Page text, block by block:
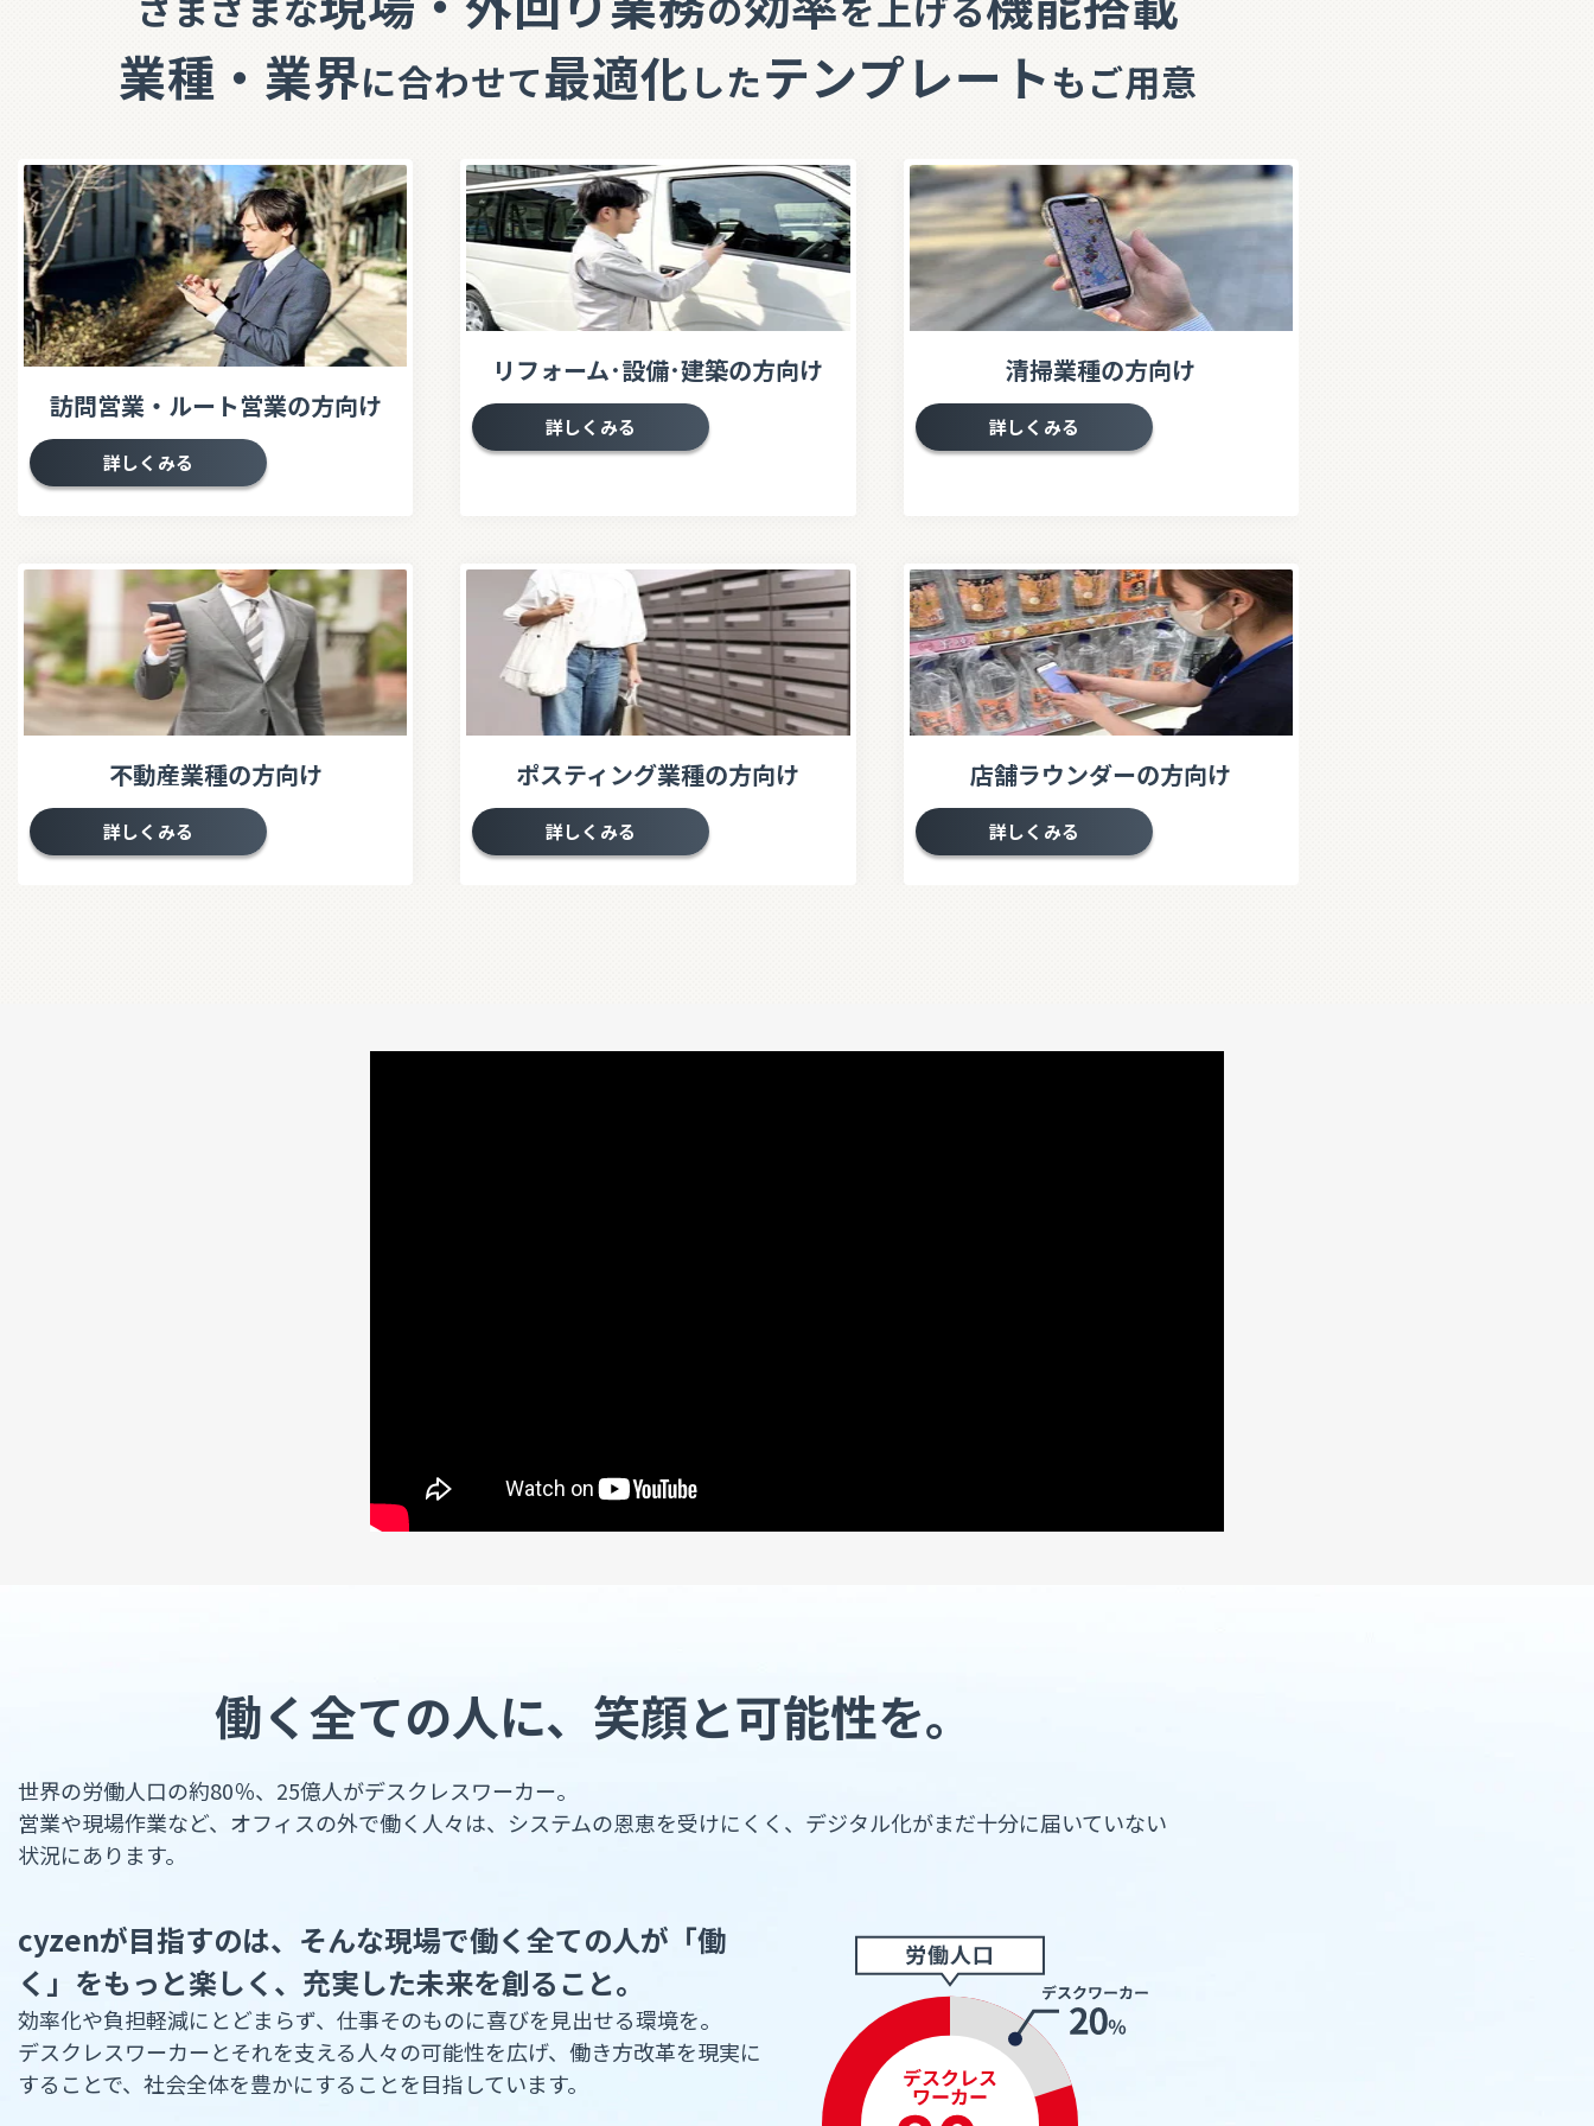
業種・業界に合わせて最適化したテンプレートもご用意
訪問営業・ルート営業の方向け
詳しくみる
リフォーム･設備･建築の方向け
詳しくみる
清掃業種の方向け
詳しくみる
不動産業種の方向け
詳しくみる
ポスティング業種の方向け
詳しくみる
店舗ラウンダーの方向け
詳しくみる
働く全ての人に、 笑顔と可能性を。
世界の労働人口の約80％、25億人がデスクレスワーカー。
営業や現場作業など、オフィスの外で働く人々は、システムの恩恵を受けにくく、デジタル化がまだ十分に届いていない
状況にあります。
cyzenが目指すのは、そんな現場で働く全ての人が「働
く」をもっと楽しく、充実した未来を創ること。
効率化や負担軽減にとどまらず、仕事そのものに喜びを見出せる環境を。
デスクレスワーカーとそれを支える人々の可能性を広げ、働き方改革を現実に
することで、社会全体を豊かにすることを目指しています。